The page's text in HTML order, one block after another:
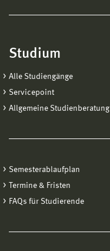
Studium
Alle Studiengänge
Servicepoint
Allgemeine Studienberatung
Semesterablaufplan
Termine & Fristen
FAQs für Studierende